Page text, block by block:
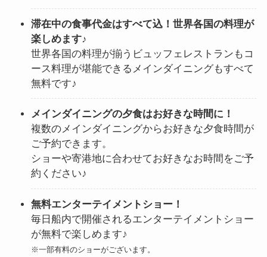
滞在中の食事代金はすべて込！世界各国の料理が
楽しめます♪
世界各国の料理が揃うビュッフェレストランもコ
ース料理が堪能できるメインダイニングもすべて
無料です♪
メインダイニングの夕食はお好きな時間に！
複数のメインダイニングからお好きな夕食時間が
ご予約できます。
ショーや寄港地に合わせてお好きなお時間をご予
約ください♪
無料エンターテイメントショー！
毎日船内で開催されるエンターテイメントショー
が無料で楽しめます♪
※一部有料のショーがございます。